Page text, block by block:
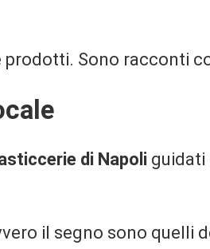
Sono racconti
di Napoli guidati
il segno sono quelli